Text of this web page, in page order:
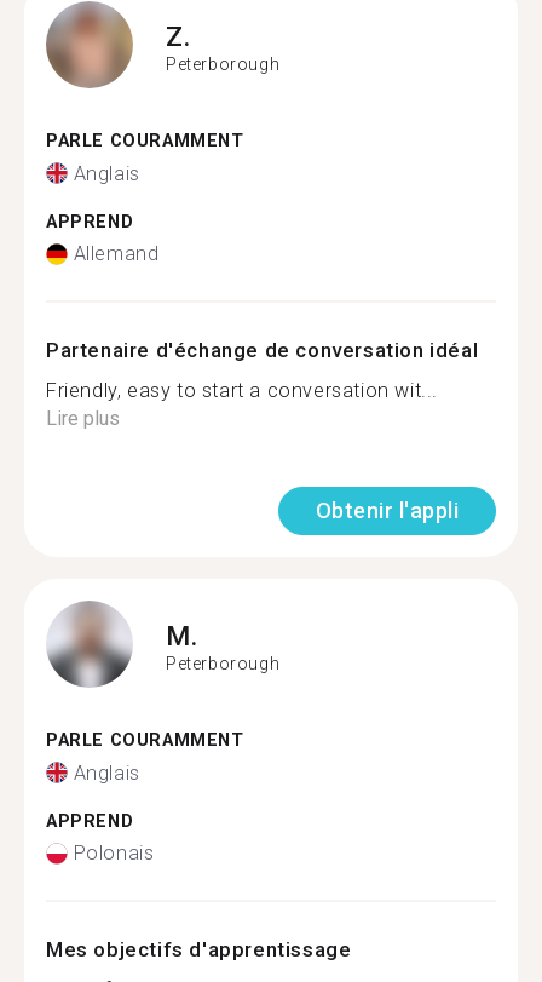
Z.
Peterborough
PARLE COURAMMENT
Anglais
APPREND
Allemand
Partenaire d'échange de conversation idéal
Friendly, easy to start a conversation wit...
Lire plus
Obtenir l'appli
M.
Peterborough
PARLE COURAMMENT
Anglais
APPREND
Polonais
Mes objectifs d'apprentissage